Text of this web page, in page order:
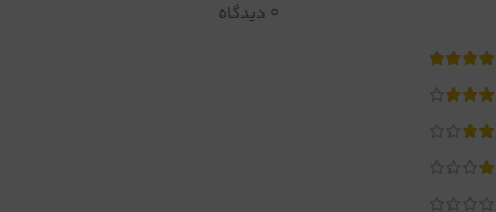
0 دیدگاه